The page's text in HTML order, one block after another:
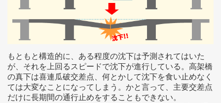
もともと構造的に、ある程度の沈下は予測されてはいた
が、それを上回るスピードで沈下が進行している。高架橋
の真下は喜連瓜破交差点、何とかして沈下を食い止めなく
ては大変なことになってしまう。かと言って、主要交差点
だけに長期間の通行止めをすることもできない。